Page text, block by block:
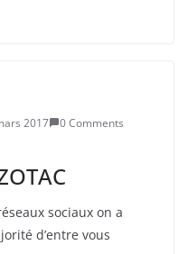
2017
0 Comments
sociaux on a
d’entre vous